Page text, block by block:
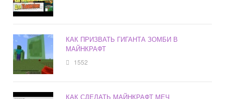
КАК ПРИЗВАТЬ ГИГАНТА ЗОМБИ В
МАЙНКРАФТ
1552
КАК СДЕЛАТЬ МАЙНКРАФТ МЕЧ